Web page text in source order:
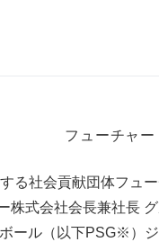
フューチャ
る社会貢献団体フュ
株式会社会長兼社長
ール（以下PSG※）